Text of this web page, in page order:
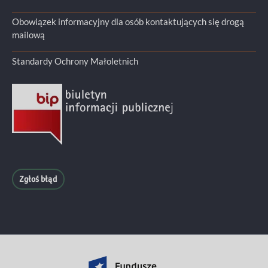
Obowiązek informacyjny dla osób kontaktujących się drogą
mailową
Standardy Ochrony Małoletnich
Zgłoś błąd